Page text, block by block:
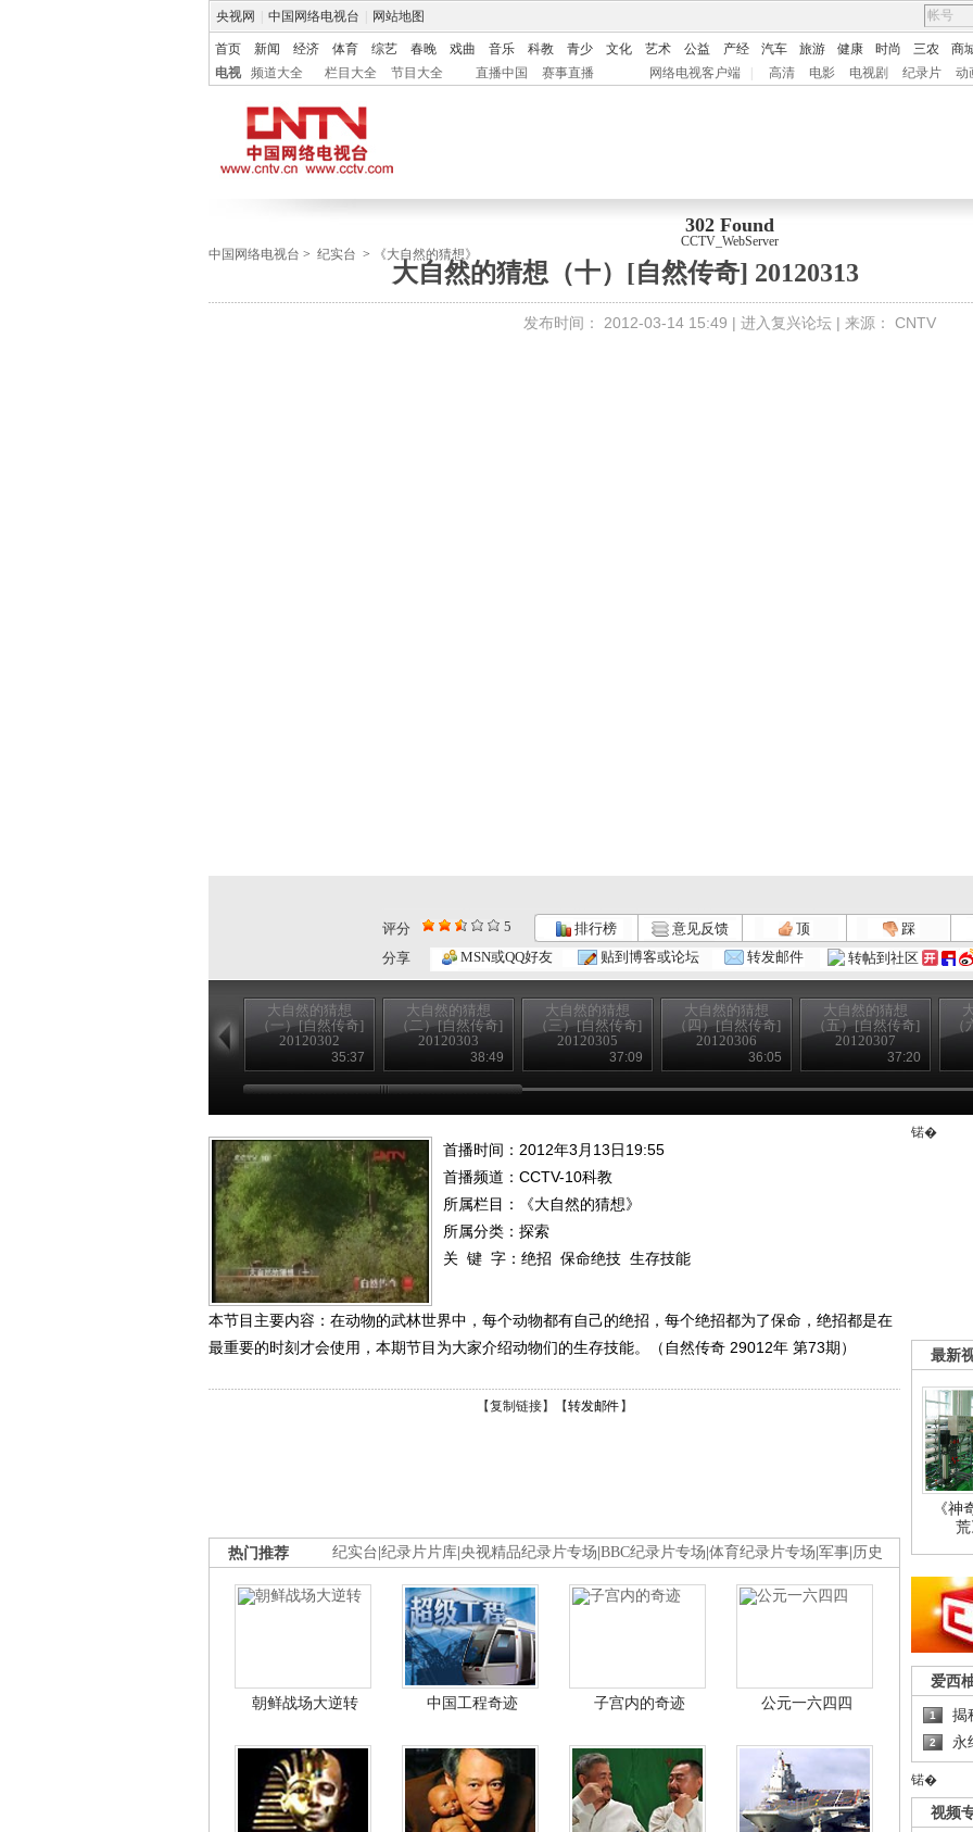
央视网 中国网络电视台 网站地图
首页 新闻 经济 体育 综艺 春晚 戏曲 音乐 科教 青少 文化 艺术 公益 产经 汽车 旅游 健康 时尚 三农
商
电视
频道大全 栏目大全 节目大全 直播中国 赛事直播 网络电视客户端 高清 电影 电视剧 纪录片 动
302 Found
CCTV_WebServer
中国网络电视台 > 纪实台 > 《大自然的猜想》
大自然的猜想（十）[自然传奇] 20120313
发布时间： 2012-03-14 15:49 | 进入复兴论坛 | 来源： CNTV
评分 5 排行榜 意见反馈 顶
踩
分享
MSN或QQ好友 贴到博客或论坛 转发邮件 转帖到社区
大自然的猜想
（一）[自然传奇]
20120302
35:37
大自然的猜想
（二）[自然传奇]
20120303
38:49
大自然的猜想
（三）[自然传奇]
20120305
37:09
大自然的猜想
（四）[自然传奇]
20120306
36:05
大自然的猜想
（五）[自然传奇]
20120307
37:20
首播时间：2012年3月13日19:55
首播频道： CCTV-10科教
所属栏目：
《大自然的猜想》
所属分类：探索
关 键 字： 绝招 保命绝技 生存技能
本节目主要内容：在动物的武林世界中，每个动物都有自己的绝招，每个绝招都为了保命，绝招都是在
最重要的时刻才会使用，本期节目为大家介绍动物们的生存技能。（自然传奇 29012年 第73期）
【复制链接】【转发邮件 】
纪实台 纪录片片库 央视精品纪录片专场 BBC纪录片专场 体育纪录片专场 军事 历史
热门推荐
朝鲜战场大逆转 中国工程奇迹 子宫内的奇迹 公元一六四四
锘�
最新
《神
爱西
1 揭
2 永
锘�
视频